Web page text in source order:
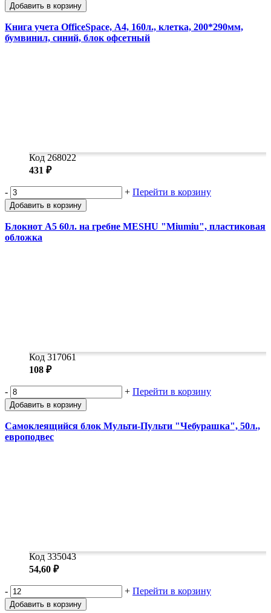
Добавить в корзину
Книга учета OfficeSpace, А4, 160л., клетка, 200*290мм,
бумвинил, синий, блок офсетный
Код 268022
431 ₽
- + Перейти в корзину
Добавить в корзину
Блокнот А5 60л. на гребне MESHU "Miumiu", пластиковая
обложка
Код 317061
108 ₽
- + Перейти в корзину
Добавить в корзину
Самоклеящийся блок Мульти-Пульти "Чебурашка", 50л.,
европодвес
Код 335043
54,60 ₽
- + Перейти в корзину
Добавить в корзину